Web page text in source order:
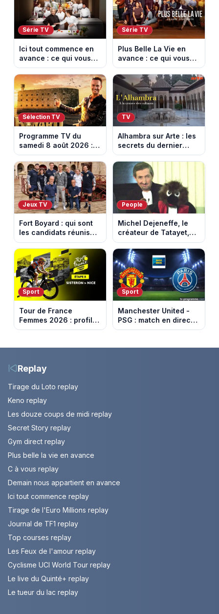
Série TV
Ici tout commence en
avance : ce qui vous
attend la semaine du
10 au 14 août 2026
(spoiler)
Série TV
Plus Belle La Vie en
avance : ce qui vous
attend la semaine du
10 au 14 août 2026
(spoiler)
Sélection TV
Programme TV du
samedi 8 août 2026 :
notre sélection pour
votre soirée télé
TV
Alhambra sur Arte : les
secrets du dernier
sultanat musulman
d’Espagne
Jeux TV
Fort Boyard : qui sont
les candidats réunis
par Cyril Féraud ce
samedi 8 août 2026 ?
People
Michel Dejeneffe, le
créateur de Tatayet,
est mort à 77 ans
Sport
Tour de France
Femmes 2026 : profil
et horaires de la 8e
Nice
Sport
Manchester United -
PSG : match en direct
sur beIN Sports 1 à
Replay
Tirage du Loto replay
Keno replay
Les douze coups de midi replay
Secret Story replay
Gym direct replay
Plus belle la vie en avance
C à vous replay
Demain nous appartient en avance
Ici tout commence replay
Tirage de l'Euro Millions replay
Journal de TF1 replay
Top courses replay
Les Feux de l'amour replay
Cyclisme UCI World Tour replay
Le live du Quinté+ replay
Le tueur du lac replay